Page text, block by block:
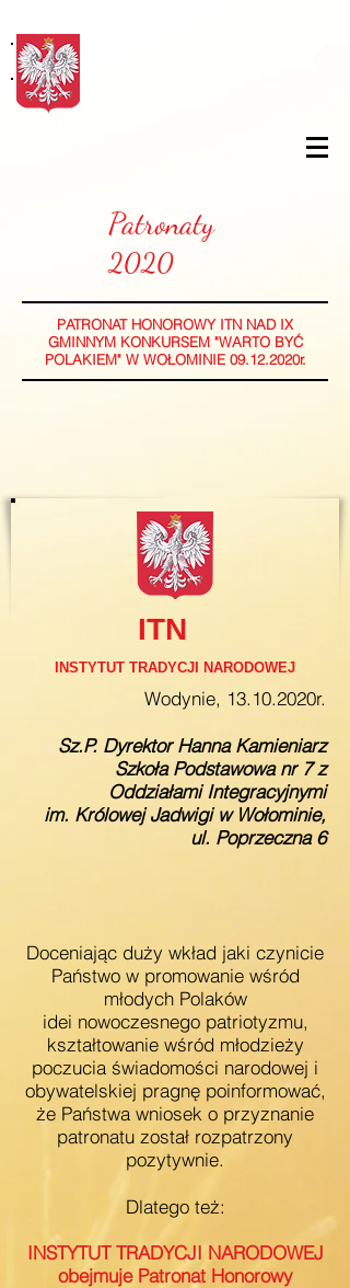
Patronaty
2020
PATRONAT HONOROWY ITN NAD IX
GMINNYM KONKURSEM "WARTO BYĆ
POLAKIEM" W WOŁOMINIE 09.12.2020r.
ITN
INSTYTUT TRADYCJI NARODOWEJ
Wodynie, 13.10.2020r.
Sz.P. Dyrektor Hanna Kamieniarz
Szkoła Podstawowa nr 7 z
Oddziałami Integracyjnymi
im. Królowej Jadwigi w Wołominie,
ul. Poprzeczna 6
Doceniając duży wkład jaki czynicie
Państwo w promowanie wśród
młodych Polaków
idei nowoczesnego patriotyzmu,
kształtowanie wśród młodzieży
poczucia świadomości narodowej i
obywatelskiej pragnę poinformować,
że Państwa wniosek o przyznanie
patronatu został rozpatrzony
pozytywnie.
Dlatego też:
INSTYTUT TRADYCJI NARODOWEJ
obejmuje Patronat Honorowy